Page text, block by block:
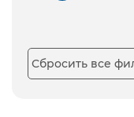
Сбросить все